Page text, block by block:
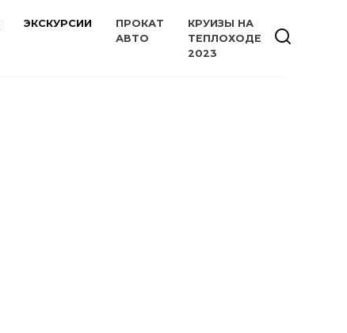
ЭКСКУРСИИ
ПРОКАТ
АВТО
КРУИЗЫ НА
ТЕПЛОХОДЕ
2023